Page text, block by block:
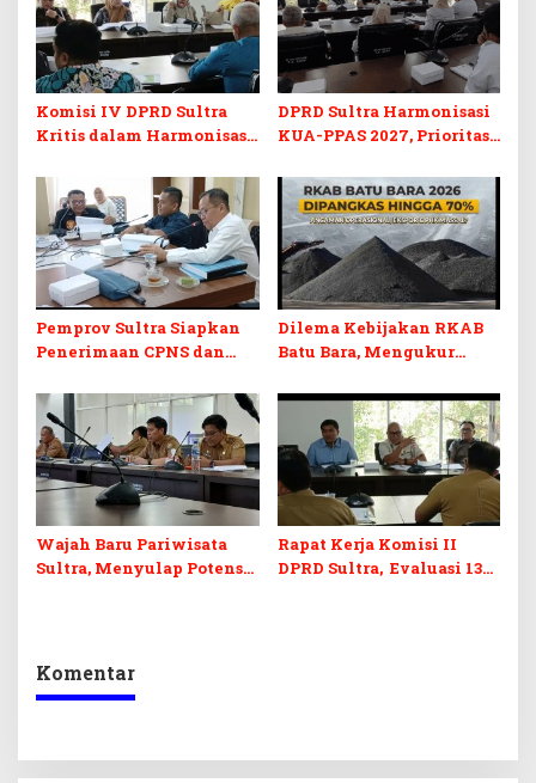
Komisi IV DPRD Sultra
Kritis dalam Harmonisasi
Perubahan APBD 2026
DPRD Sultra Harmonisasi
KUA-PPAS 2027, Prioritas
dan Pelunasan Utang
Infrastruktur
Pemprov Sultra Siapkan
Penerimaan CPNS dan
Desak Formasi Disabilitas
Dilema Kebijakan RKAB
Batu Bara, Mengukur
Penerimaan Negara dan
Kepastian Investasi
Wajah Baru Pariwisata
Sultra, Menyulap Potensi
Rapat Kerja Komisi II
DPRD Sultra, Evaluasi 13
Komentar